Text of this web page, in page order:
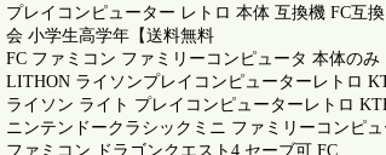
プレイコンピューター レトロ 本体 互換機 FC互
会 小学生高学年【送料無料
FC ファミコン ファミリーコンピュータ 本体のみ
LITHON ライソンプレイコンピューターレトロ
ライソン ライト プレイコンピューターレトロ
ニンテンドークラシックミニ ファミリーコンピ
ファミコン ドラゴンクエスト4 セーブ可 FC